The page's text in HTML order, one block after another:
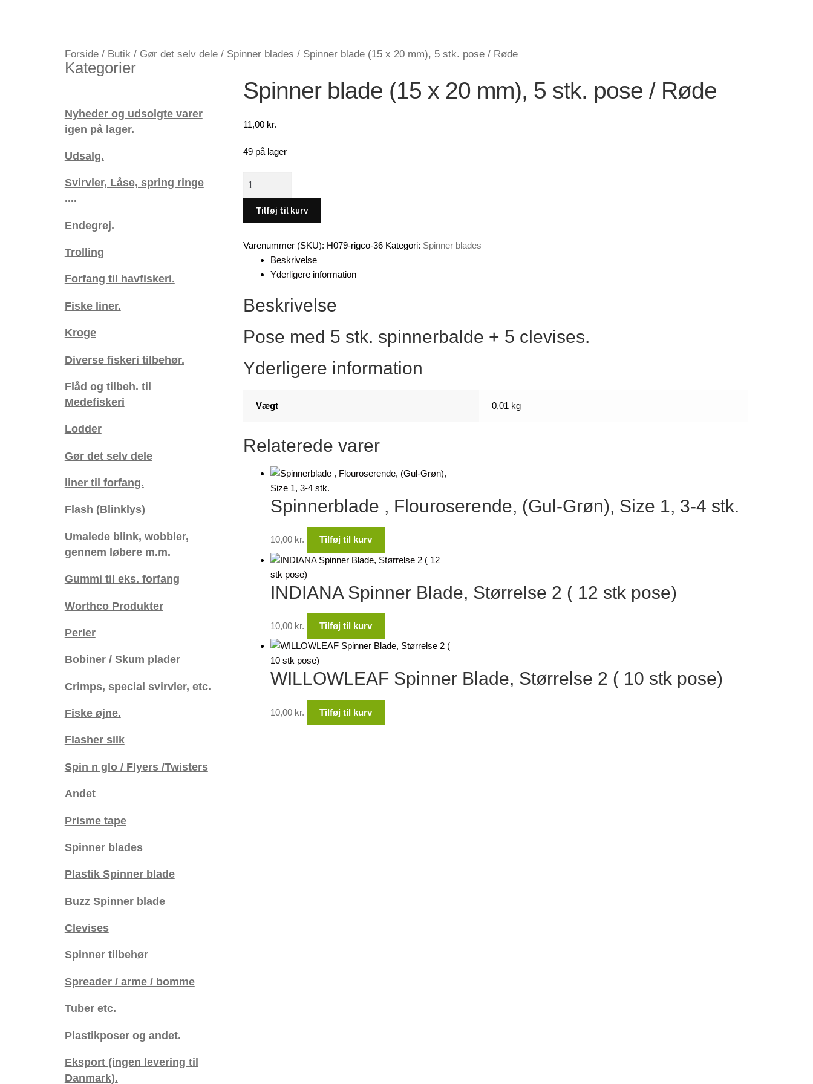
Forside/ Butik / Gør det selv dele/ Spinner blades / Spinner blade (15 x 20 mm), 5 stk. pose / Røde
Spinner blade (15 x 20 mm), 5 stk. pose / Røde
11,00 kr.
49 på lager
x
mm),
antal
Tilføj til kurv
Varenummer (SKU): H079-rigco-36 Kategori: Spinner blades
Beskrivelse
Yderligere information
Beskrivelse
Pose med 5 stk. spinnerbalde + 5 clevises.
Yderligere information
Vægt 0,01 kg
Relaterede varer
Spinnerblade , Flouroserende, (Gul-Grøn), Size 1, 3-4 stk.
10,00 kr. Tilføj til kurv
INDIANA Spinner Blade, Størrelse 2 ( 12 stk pose)
10,00 kr. Tilføj til kurv
WILLOWLEAF Spinner Blade, Størrelse 2 ( 10 stk pose)
10,00 kr. Tilføj til kurv
Kategorier
Nyheder og udsolgte varer
igen på lager.
Udsalg.
Svirvler, Låse, spring ringe
....
Endegrej.
Trolling
Forfang til havfiskeri.
Fiske liner.
Kroge
Diverse fiskeri tilbehør.
Flåd og tilbeh. til
Medefiskeri
Lodder
Gør det selv dele
liner til forfang.
Flash (Blinklys)
Umalede blink, wobbler,
gennem løbere m.m.
Gummi til eks. forfang
Worthco Produkter
Perler
Bobiner / Skum plader
Crimps, special svirvler, etc.
Fiske øjne.
Flasher silk
Spin n glo / Flyers /Twisters
Andet
Prisme tape
Spinner blades
Plastik Spinner blade
Buzz Spinner blade
Clevises
Spinner tilbehør
Spreader / arme / bomme
Tuber etc.
Plastikposer og andet.
Eksport (ingen levering til
Danmark).